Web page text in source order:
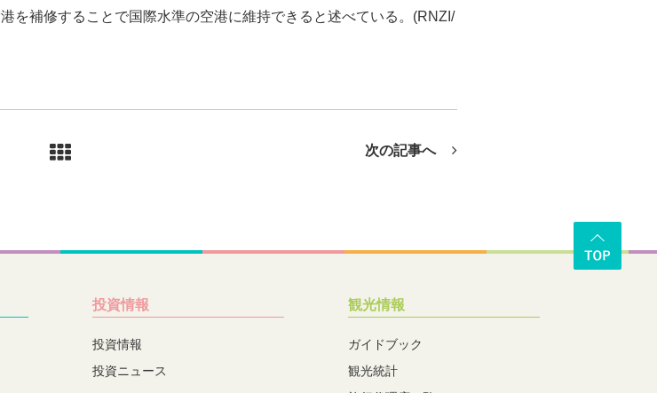
を補修することで国際水準の空港に維持できると述べている。(RNZI/
次の記事へ
投資情報
投資情報
投資ニュース
観光情報
ガイドブック
観光統計